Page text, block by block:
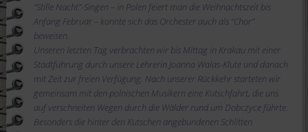
“Stille Nacht”-Singen – in Polen feiert man die Weihnachtszeit bis
Anfang Februar – konnte sich das Orchester auch als “Chor”
beweisen.
Unseren letzten Tag verbrachten wir bis Mittag in Krakau mit einer
Stadtführung durch unsere Lehrerin Joanna Walas-Klute und danach
mit Zeit zur freien Verfügung. Nach unserer Rückkehr starteten wir
gemeinsam mit den polnischen Musikern eine Kutschfahrt, die uns
auf verschneiten Wegen durch die Wälder rund um Dobczyce führte.
Besonders die hinter den Kutschen angebundenen Schlitten